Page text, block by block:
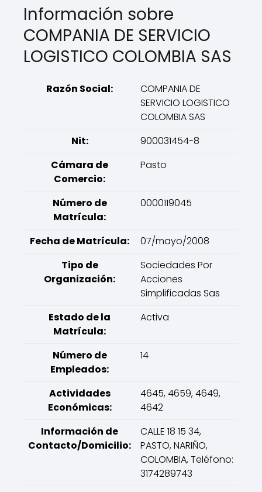
Información sobre
COMPANIA DE SERVICIO
LOGISTICO COLOMBIA SAS
Razón Social:
COMPANIA DE
SERVICIO LOGISTICO
COLOMBIA SAS
Nit:
900031454-8
Cámara de
Comercio:
Pasto
Número de
Matrícula:
0000119045
Fecha de Matrícula:
07/mayo/2008
Tipo de
Organización:
Sociedades Por
Acciones
Simplificadas Sas
Estado de la
Matrícula:
Activa
Número de
Empleados:
14
Actividades
Económicas:
4645, 4659, 4649,
4642
Información de
Contacto/Domicilio:
CALLE 18 15 34,
PASTO, NARIÑO,
COLOMBIA, Teléfono:
3174289743